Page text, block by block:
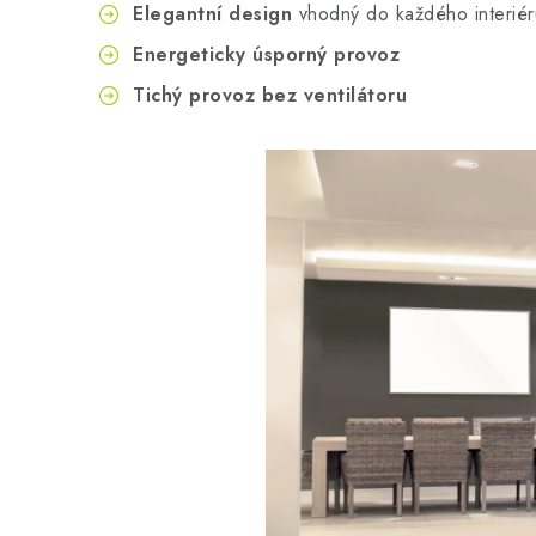
Elegantní design vhodný do každého
Energeticky úsporný provoz
Tichý provoz bez ventilátoru